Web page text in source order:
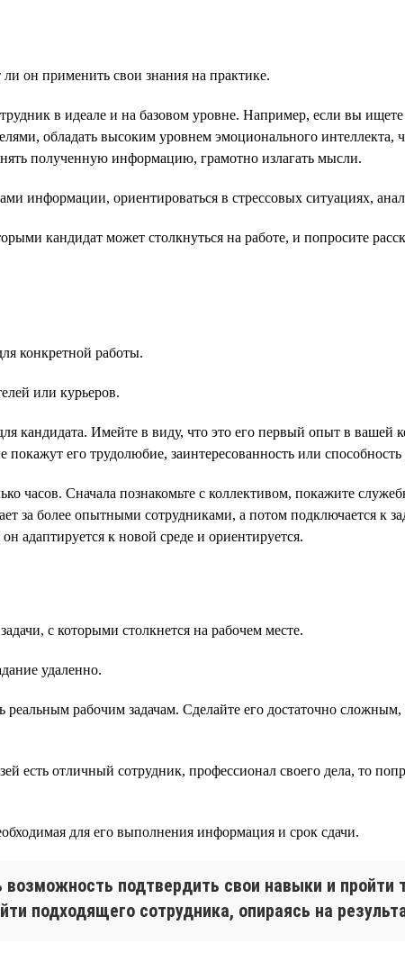
он применить свои знания на практике.
в идеале и на базовом уровне. Например, если вы
обладать высоким уровнем эмоционального интеллекта,
полученную информацию, грамотно излагать мысли.
информации, ориентироваться в стрессовых ситуациях,
кандидат может столкнуться на работе, и попросите
конкретной работы.
или курьеров.
кандидата. Имейте в виду, что это его первый опыт в вашей
его трудолюбие, заинтересованность или способность
часов. Сначала познакомьте с коллективом, покажите
за более опытными сотрудниками, а потом подключается к
адаптируется к новой среде и ориентируется.
с которыми столкнется на рабочем месте.
удаленно.
реальным рабочим задачам. Сделайте его достаточно
отличный сотрудник, профессионал своего дела, то
для его выполнения информация и срок сдачи.
подтвердить свои навыки и пройти
подходящего сотрудника, опираясь на